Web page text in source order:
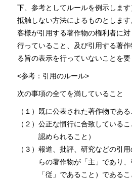
下、参考としてルールを例⽰しま
抵触しない⽅法によるものとしま
客様が引⽤する著作物の権利者に
⾏っていること、及び引⽤する著
る旨の表⽰を⾏っていないことを要
<参考：引⽤のルール>
次の事項の全てを満していること
（１）既に公表された著作物である
（２）公正な慣⾏に合致している
認められること）
（３）報道、批評、研究などの引
らの著作物が「主」であり
「従」であること）であるこ